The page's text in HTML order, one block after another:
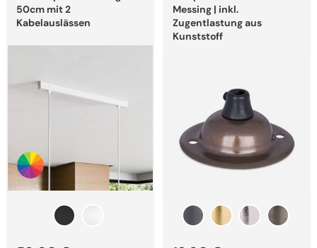
50cm mit 2
Kabelauslässen
mehrere
Varianten
auf.
Produktseite
Messing | inkl.
Zugentlastung aus
Kunststoff
mehrere
Varianten
auf.
Die